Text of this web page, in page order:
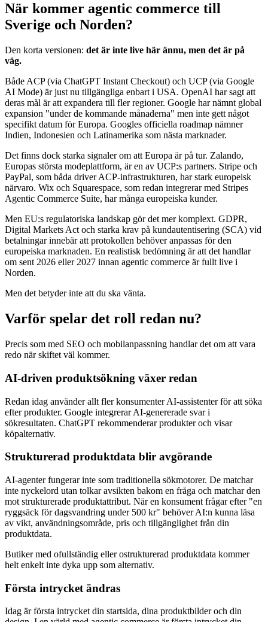
När kommer agentic commerce till
Sverige och Norden?
Den korta versionen: det är inte live här ännu, men det är på
väg.
Både ACP (via ChatGPT Instant Checkout) och UCP (via Google
AI Mode) är just nu tillgängliga enbart i USA. OpenAI har sagt att
deras mål är att expandera till fler regioner. Google har nämnt global
expansion "under de kommande månaderna" men inte gett något
specifikt datum för Europa. Googles officiella roadmap nämner
Indien, Indonesien och Latinamerika som nästa marknader.
Det finns dock starka signaler om att Europa är på tur. Zalando,
Europas största modeplattform, är en av UCP:s partners. Stripe och
PayPal, som båda driver ACP-infrastrukturen, har stark europeisk
närvaro. Wix och Squarespace, som redan integrerar med Stripes
Agentic Commerce Suite, har många europeiska kunder.
Men EU:s regulatoriska landskap gör det mer komplext. GDPR,
Digital Markets Act och starka krav på kundautentisering (SCA) vid
betalningar innebär att protokollen behöver anpassas för den
europeiska marknaden. En realistisk bedömning är att det handlar
om sent 2026 eller 2027 innan agentic commerce är fullt live i
Norden.
Men det betyder inte att du ska vänta.
Varför spelar det roll redan nu?
Precis som med SEO och mobilanpassning handlar det om att vara
redo när skiftet väl kommer.
AI-driven produktsökning växer redan
Redan idag använder allt fler konsumenter AI-assistenter för att söka
efter produkter. Google integrerar AI-genererade svar i
sökresultaten. ChatGPT rekommenderar produkter och visar
köpalternativ.
Strukturerad produktdata blir avgörande
AI-agenter fungerar inte som traditionella sökmotorer. De matchar
inte nyckelord utan tolkar avsikten bakom en fråga och matchar den
mot strukturerade produktattribut. När en konsument frågar efter "en
ryggsäck för dagsvandring under 500 kr" behöver AI:n kunna läsa
av vikt, användningsområde, pris och tillgänglighet från din
produktdata.
Butiker med ofullständig eller ostrukturerad produktdata kommer
helt enkelt inte dyka upp som alternativ.
Första intrycket ändras
Idag är första intrycket din startsida, dina produktbilder och din